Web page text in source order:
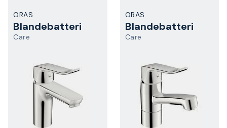
ORAS
Blandebatteri
Care
ORAS
Blandebatteri
Care